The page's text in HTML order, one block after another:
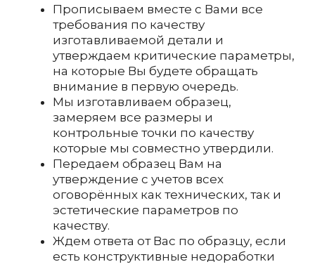
Прописываем вместе с Вами все
требования по качеству
изготавливаемой детали и
утверждаем критические параметры,
на которые Вы будете обращать
внимание в первую очередь.
Мы изготавливаем образец,
замеряем все размеры и
контрольные точки по качеству
которые мы совместно утвердили.
Передаем образец Вам на
утверждение с учетов всех
оговорённых как технических, так и
эстетические параметров по
качеству.
Ждем ответа от Вас по образцу, если
есть конструктивные недоработки